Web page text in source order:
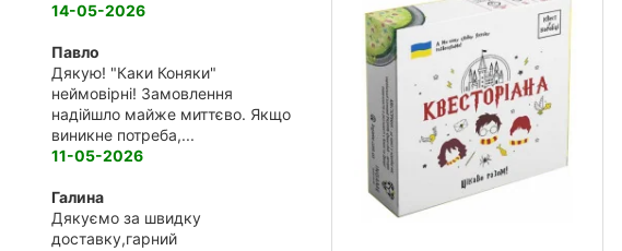
14-05-2026
Павло
Дякую! "Каки Коняки"
неймовірні! Замовлення
надійшло майже миттєво. Якщо
виникне потреба,...
11-05-2026
Галина
Дякуємо за швидку
доставку,гарний